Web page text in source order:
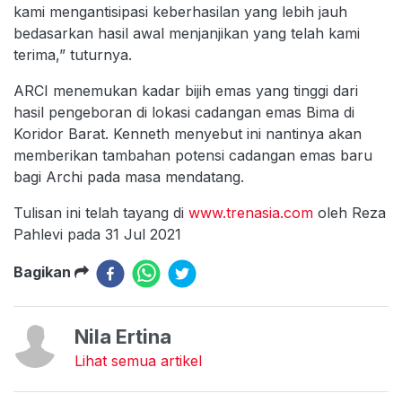
kami mengantisipasi keberhasilan yang lebih jauh
bedasarkan hasil awal menjanjikan yang telah kami
terima,” tuturnya.
ARCI menemukan kadar bijih emas yang tinggi dari
hasil pengeboran di lokasi cadangan emas Bima di
Koridor Barat. Kenneth menyebut ini nantinya akan
memberikan tambahan potensi cadangan emas baru
bagi Archi pada masa mendatang.
Tulisan ini telah tayang di www.trenasia.com oleh Reza
Pahlevi pada 31 Jul 2021
Bagikan
Nila Ertina
Lihat semua artikel